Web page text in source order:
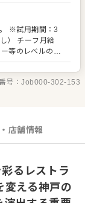
者としてサービ
いただける環境
ーズ・記念日な
への指示・フォ
ム対応・VIP対
※試用期間：3
給
等のレベルのホ
営業務経験3年以
】
号：Job000-302-153
店舗情報
るレストラ
変える神戸の